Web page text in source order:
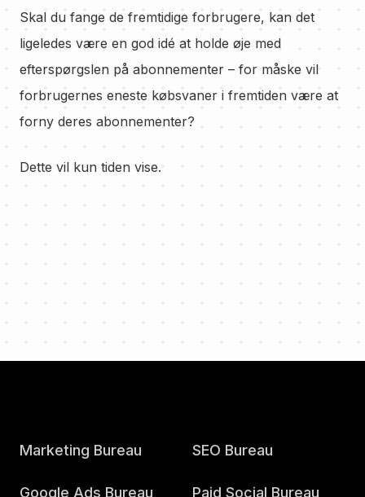
Skal du fange de fremtidige forbrugere, kan det
ligeledes være en god idé at holde øje med
efterspørgslen på abonnementer – for måske vil
forbrugernes eneste købsvaner i fremtiden være at
forny deres abonnementer?
Dette vil kun tiden vise.
Marketing Bureau SEO Bureau
Google Ads Bureau Paid Social Bureau